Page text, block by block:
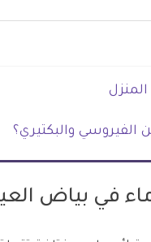
الفيروسي والبكتيري؟
في بياض